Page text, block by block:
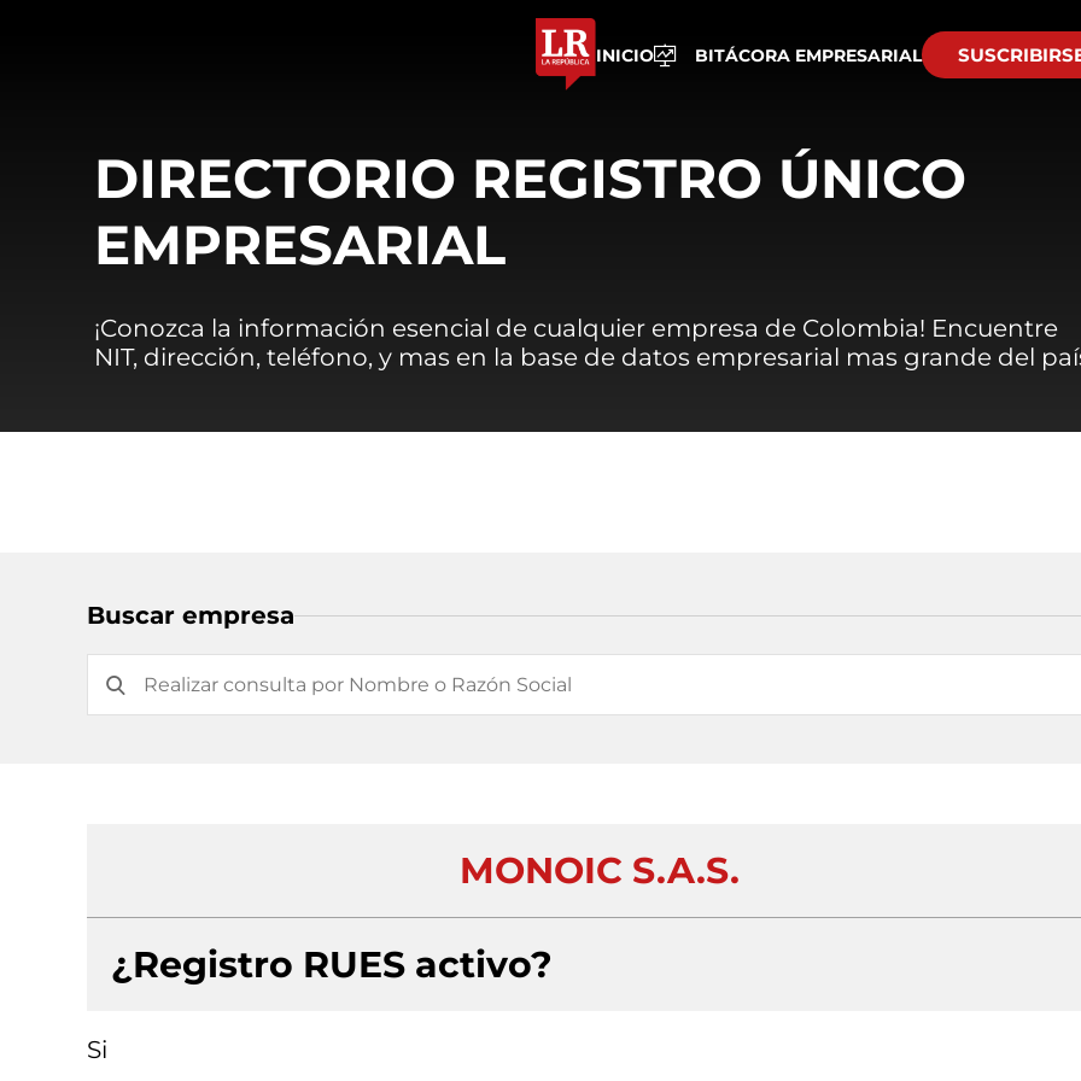
INICIO BITÁCORA EMPRESARIAL
DIRECTORIO REGISTRO ÚNICO
EMPRESARIAL
¡Conozca la información esencial de cualquier empresa de Colombia! Encuentre
NIT, dirección, teléfono, y mas en la base de datos empresarial mas grande del
Buscar empresa
MONOIC S.A.S.
¿Registro RUES activo?
Si